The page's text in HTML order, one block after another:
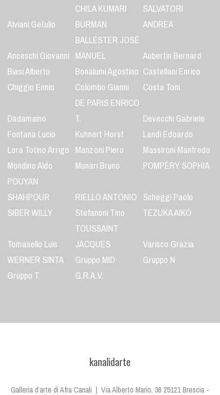
Alviani Getulio
CHILA KUMARI
BURMAN
SALVATORI
ANDREA
Anceschi Giovanni
BALLESTER JOSÉ
MANUEL
Aubertin Bernard
Biasi Alberto
Bonalumi Agostino Castellani Enrico
Chiggio Ennio
Colombo Gianni
Costa Toni
Dadamaino
DE PARIS ENRICO
T.
Devecchi Gabriele
Fontana Lucio
Kuhnert Horst
Landi Edoardo
Lora Totino Arrigo Manzoni Piero
Massironi Manfredo
Mondino Aldo
Munari Bruno
POMPÉRY SOPHIA
POUYAN
SHAHPOUR
RIELLO ANTONIO Scheggi Paolo
SIBER WILLY
Stefanoni Tino
TEZUKA AIKO
Tomasello Luis
TOUSSAINT
JACQUES
Varisco Grazia
WERNER SINTA
Gruppo MID
Gruppo N
Gruppo T
G.R.A.V.
kanalidarte
Galleria d’arte di Afra Canali | Via Alberto Mario, 38 25121 Brescia -